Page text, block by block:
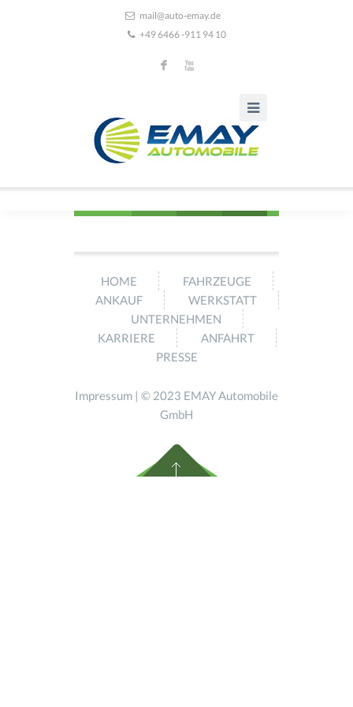
mail@auto-emay.de
+49 6466 -911 94 10
F X
HOME
FAHRZEUGE
ANKAUF
WERKSTATT
UNTERNEHMEN
KARRIERE
ANFAHRT
PRESSE
Impressum | © 2023 EMAY Automobile
GmbH